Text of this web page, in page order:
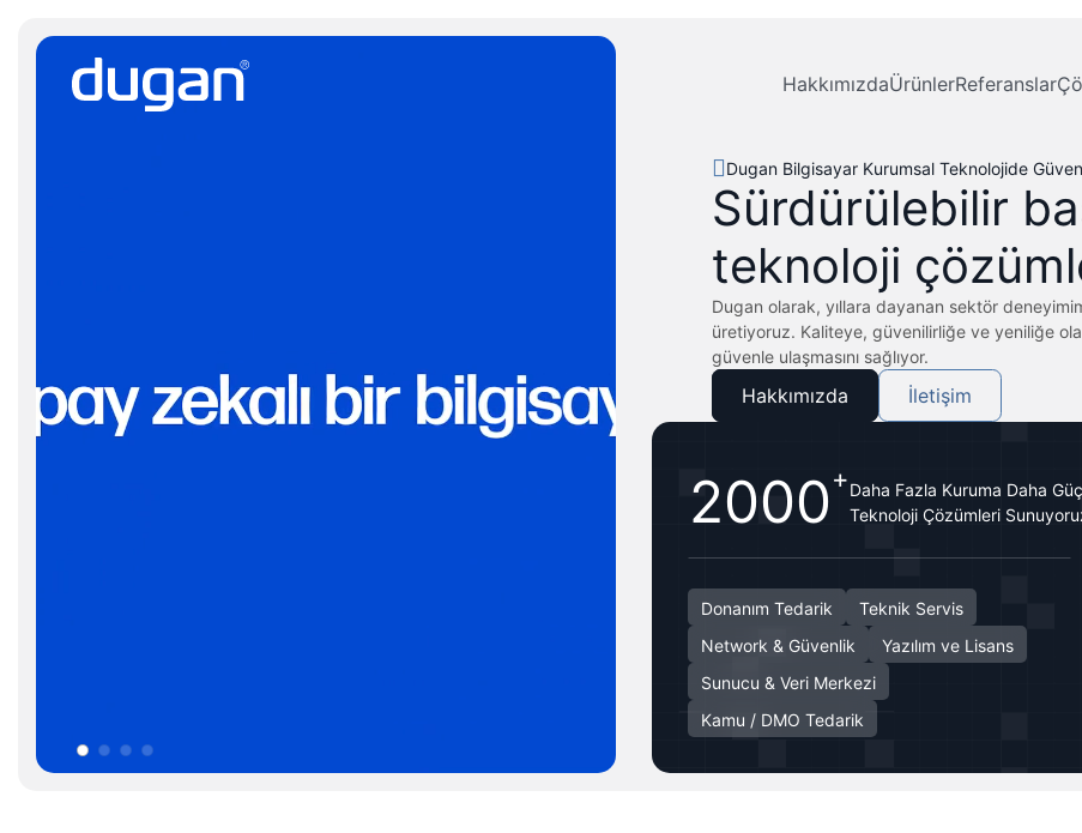
HakkımızdaÜrünlerReferanslar
Dugan Bilgisayar Kurumsal Teknolojide
Sürdürülebilir
Dugan olarak, yıllara dayanan sektör
üretiyoruz. Kaliteye, güvenilirliğe ve yeniliğe
güvenle ulaşmasını sağlıyor.
Hakkımızda İletişim
2000+Daha Fazla Kuruma Daha
Teknoloji Çözümleri
Donanım Tedarik
Teknik Servis
Network & Güvenlik
Yazılım ve Lisans
Sunucu & Veri Merkezi
Kamu / DMO Tedarik